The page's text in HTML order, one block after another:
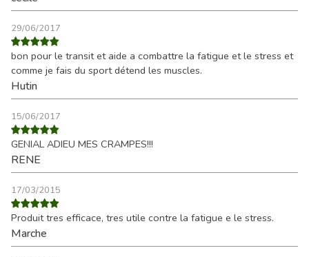
29/06/2017
bon pour le transit et aide a combattre la fatigue et le stress et
comme je fais du sport détend les muscles.
Hutin
15/06/2017
GENIAL ADIEU MES CRAMPES!!!
RENE
17/03/2015
Produit tres efficace, tres utile contre la fatigue e le stress.
Marche